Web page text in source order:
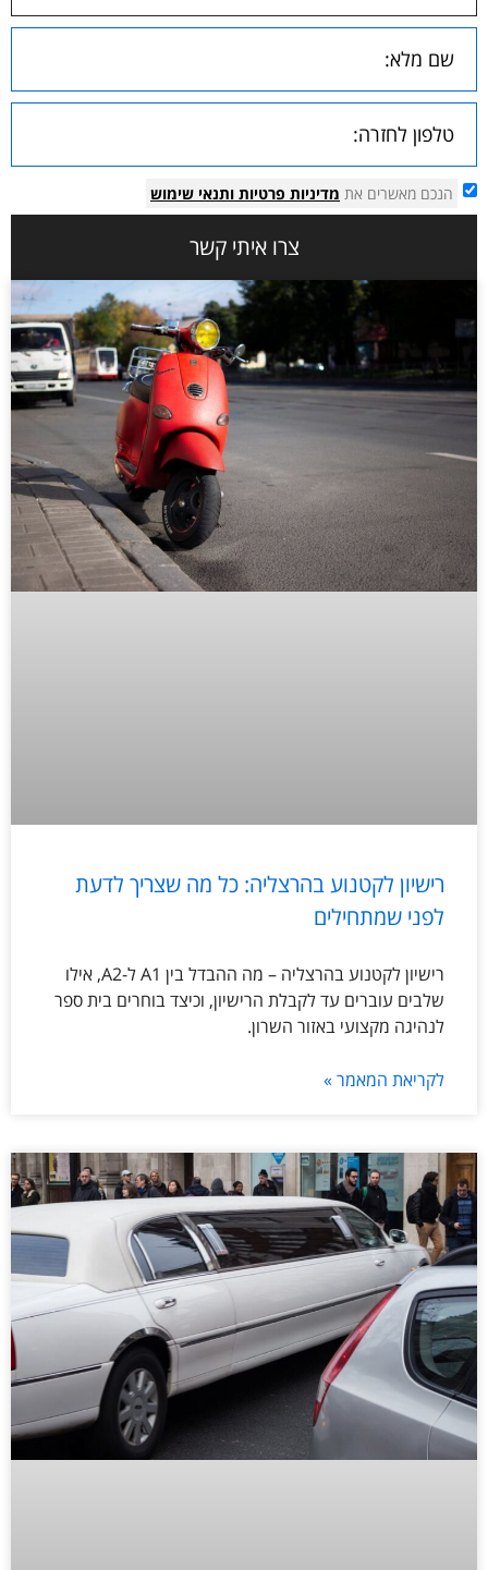
הנכם מאשרים את מדיניות פרטיות ותנאי שימוש
צרו איתי קשר
רישיון לקטנוע בהרצליה: כל מה שצריך לדעת
לפני שמתחילים
רישיון לקטנוע בהרצליה – מה ההבדל בין A1 ל-A2, אילו
שלבים עוברים עד לקבלת הרישיון, וכיצד בוחרים בית ספר
לנהיגה מקצועי באזור השרון.
לקריאת המאמר »